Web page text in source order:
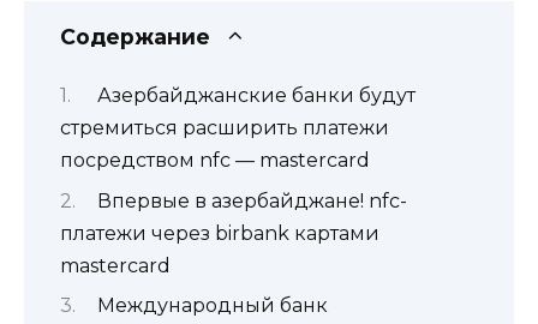
Содержание
Азербайджанские банки будут
стремиться расширить платежи
посредством nfc — mastercard
Впервые в азербайджане! nfc-
платежи через birbank картами
mastercard
Международный банк